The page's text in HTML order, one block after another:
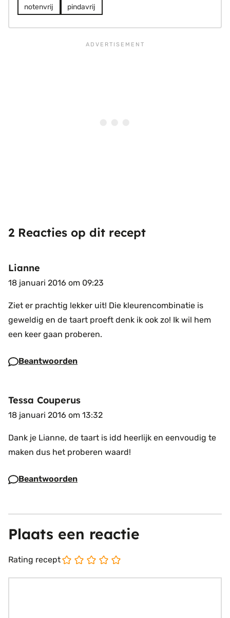
notenvrij pindavrij
2 Reacties op dit recept
Lianne
18 januari 2016 om 09:23
Ziet er prachtig lekker uit! Die kleurencombinatie is
geweldig en de taart proeft denk ik ook zo! Ik wil hem
een keer gaan proberen.
Beantwoorden
Tessa Couperus
18 januari 2016 om 13:32
Dank je Lianne, de taart is idd heerlijk en eenvoudig te
maken dus het proberen waard!
Beantwoorden
Plaats een reactie
Rating recept